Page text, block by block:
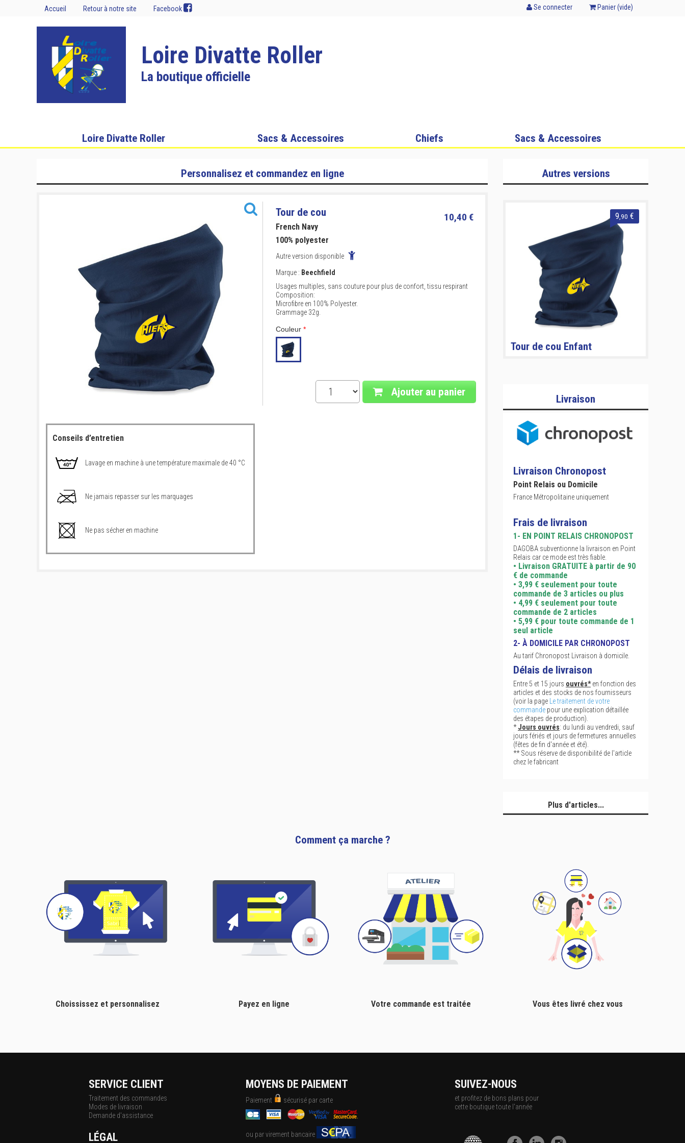
Accueil Retour à notre site Facebook Se connecter Panier (vide)
Loire Divatte Roller
La boutique officielle
Loire Divatte Roller Sacs & Accessoires Chiefs Sacs & Accessoires
Personnalisez et commandez en ligne
Conseils d’entretien
Lavage en machine à une température maximale de 40 °C
Ne jamais repasser sur les marquages
Ne pas sécher en machine
Tour de cou 10,40 €
French Navy
100% polyester
Autre version disponible
Marque : Beechfield
Usages multiples, sans couture pour plus de confort, tissu respirant
Composition:
Microfibre en 100% Polyester.
Grammage 32g.
Couleur*
Ajouter au panier
Autres versions
9 ,90 €
Tour de cou Enfant
Livraison
Livraison Chronopost
Point Relais ou Domicile
France Métropolitaine uniquement
Frais de livraison
1- EN POINT RELAIS CHRONOPOST
DAGOBA subventionne la livraison en Point
Relais car ce mode est très fiable.
• Livraison GRATUITE à partir de 90
€ de commande
• 3,99 € seulement pour toute
commande de 3 articles ou plus
• 4,99 € seulement pour toute
commande de 2 articles
• 5,99 € pour toute commande de 1
seul article
2- À DOMICILE PAR CHRONOPOST
Au tarif Chronopost Livraison à domicile.
Délais de livraison
Entre 5 et 15 jours ouvrés*en fonction des
articles et des stocks de nos fournisseurs
(voir la page
Le traitement de votre
commande pour une explication détaillée
des étapes de production).
*Jours ouvrés: du lundi au vendredi, sauf
jours fériés et jours de fermetures annuelles
(fêtes de fin d'année et été).
** Sous réserve de disponibilité de l'article
chez le fabricant
Plus d'articles...
Comment ça marche ?
Choississez et personnalisez Payez en ligne Votre commande est traitée Vous êtes livré chez vous
SERVICE CLIENT
Traitement des commandes
Modes de livraison
Demande d'assistance
LÉGAL
MOYENS DE PAIEMENT
Paiement sécurisé par carte
ou par virement bancaire
SUIVEZ-NOUS
et profitez de bons plans pour
cette boutique toute l'année